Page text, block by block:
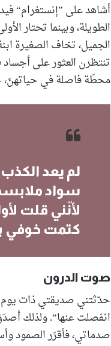
أشاهد على ”إنستغرام“
الطويلة، وبينما تحتار
الجميل، تخاف الصغيرة
تنتظرن العثور على
محطّة فاصلة في حياتهنّ،
لم يعد
سواد
لأنّني قلت
كتمت خوفي
صوت الدرون
حدّثتني صديقتي ذات يوم:
انفصلت عنها“. ولذلك
صدماتي، فأقرّر الصمود